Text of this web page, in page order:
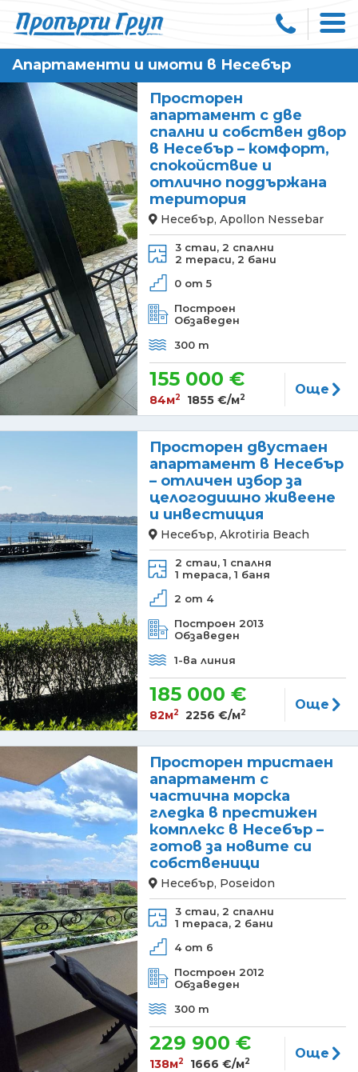
Апартаменти и имоти в Несебър
Просторен
апартамент с две
спални и собствен двор
в Несебър – комфорт,
спокойствие и
отлично поддържана
територия
Несебър, Apollon Nessebar
3 стаи, 2 спални
2 тераси, 2 бани
0 от 5
Построен
Обзаведен
300 m
155 000 €
84м2 1855 €/м2
Още
Просторен двустаен
апартамент в Несебър
– отличен избор за
целогодишно живеене
и инвестиция
Несебър, Akrotiria Beach
2 стаи, 1 спалня
1 тераса, 1 баня
2 от 4
Построен 2013
Обзаведен
1-ва линия
185 000 €
82м2 2256 €/м2
Още
Просторен тристаен
апартамент с
частична морска
гледка в престижен
комплекс в Несебър –
готов за новите си
собственици
Несебър, Poseidon
3 стаи, 2 спални
1 тераса, 2 бани
4 от 6
Построен 2012
Обзаведен
300 m
229 900 €
138м2 1666 €/м2
Още